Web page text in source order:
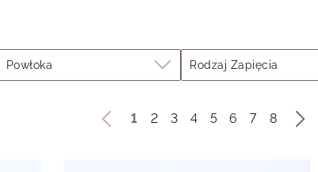
Powłoka Rodzaj Zapięcia
1 2 3 4 5 6 7 8